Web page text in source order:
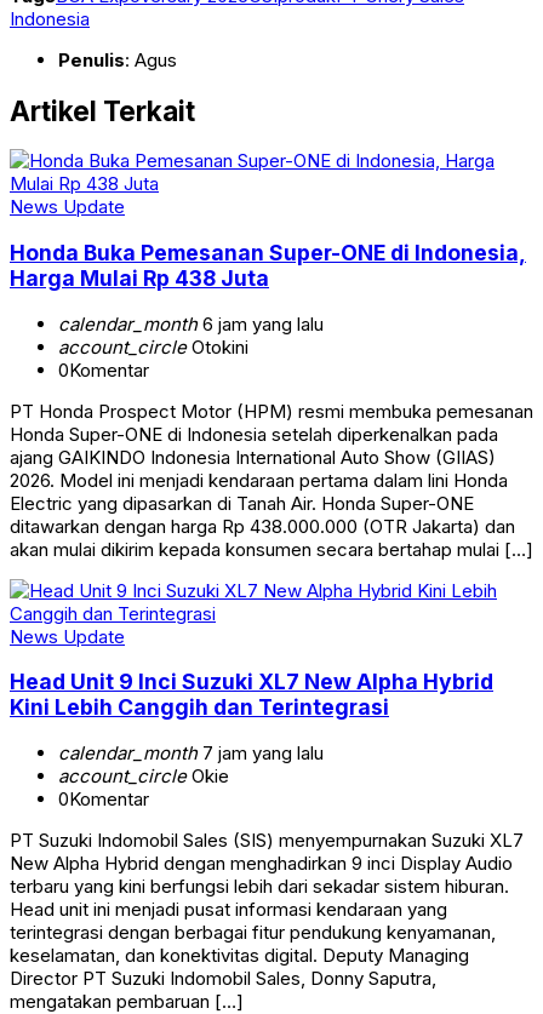
Indonesia
Penulis: Agus
Artikel Terkait
News Update
Honda Buka Pemesanan Super-ONE di Indonesia,
Harga Mulai Rp 438 Juta
calendar_month6 jam yang lalu
account_circleOtokini
0Komentar
PT Honda Prospect Motor (HPM) resmi membuka pemesanan
Honda Super-ONE di Indonesia setelah diperkenalkan pada
ajang GAIKINDO Indonesia International Auto Show (GIIAS)
2026. Model ini menjadi kendaraan pertama dalam lini Honda
Electric yang dipasarkan di Tanah Air. Honda Super-ONE
ditawarkan dengan harga Rp 438.000.000 (OTR Jakarta) dan
akan mulai dikirim kepada konsumen secara bertahap mulai […]
News Update
Head Unit 9 Inci Suzuki XL7 New Alpha Hybrid
Kini Lebih Canggih dan Terintegrasi
calendar_month7 jam yang lalu
account_circleOkie
0Komentar
PT Suzuki Indomobil Sales (SIS) menyempurnakan Suzuki XL7
New Alpha Hybrid dengan menghadirkan 9 inci Display Audio
terbaru yang kini berfungsi lebih dari sekadar sistem hiburan.
Head unit ini menjadi pusat informasi kendaraan yang
terintegrasi dengan berbagai fitur pendukung kenyamanan,
keselamatan, dan konektivitas digital. Deputy Managing
Director PT Suzuki Indomobil Sales, Donny Saputra,
mengatakan pembaruan […]